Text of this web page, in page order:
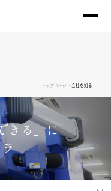
トップページ > 会社を知る
きる」に